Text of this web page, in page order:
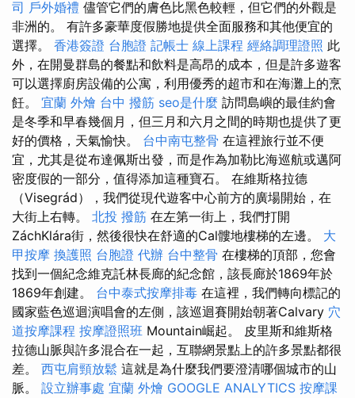
司 戶外婚禮 儘管它們的膚色比黑色較輕，但它們的外觀是
非洲的。 有許多豪華度假勝地提供全面服務和其他便宜的
選擇。 香港簽證 台胞證 記帳士 線上課程 經絡調理證照 此
外，在開曼群島的餐點和飲料是高昂的成本，但是許多遊客
可以選擇廚房設備的公寓，利用優秀的超市和在海灘上的烹
飪。 宜蘭 外燴 台中 撥筋 seo是什麼 訪問島嶼的最佳約會
是冬季和早春幾個月，但三月和六月之間的時期也提供了更
好的價格，天氣愉快。 台中南屯整骨 在這裡旅行並不便
宜，尤其是從布達佩斯出發，而是作為加勒比海巡航或邁阿
密度假的一部分，值得添加這種寶石。 在維斯格拉德
（Visegrád），我們從現代遊客中心前方的廣場開始，在
大街上右轉。 北投 撥筋 在左第一街上，我們打開
ZáchKlára街，然後很快在舒適的Cal髏地樓梯的左邊。 大
甲按摩 換護照 台胞證 代辦 台中整骨 在樓梯的頂部，您會
找到一個紀念維克託林長廊的紀念館，該長廊於1869年於
1869年創建。 台中泰式按摩排毒 在這裡，我們轉向標記的
國家藍色巡迴演唱會的左側，該巡迴賽開始朝著Calvary 穴
道按摩課程 按摩證照班 Mountain崛起。 皮里斯和維斯格
拉德山脈與許多混合在一起，互聯網景點上的許多景點都很
差。 西屯肩頸放鬆 這就是為什麼我們要澄清哪個城市的山
脈。 設立辦事處 宜蘭 外燴 GOOGLE ANALYTICS 按摩課